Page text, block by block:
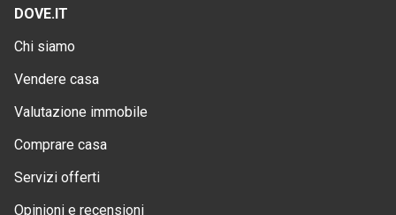
DOVE.IT
Chi siamo
Vendere casa
Valutazione immobile
Comprare casa
Servizi offerti
Opinioni e recensioni